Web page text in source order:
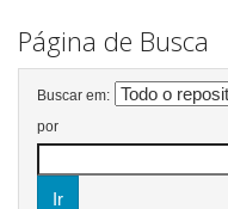
Página de Busca
Buscar em:
por